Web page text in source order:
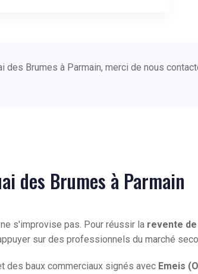
Brumes à Parmain, merci de nous
des Brumes à Parmain
s'improvise pas. Pour réussir la revente de
sur des professionnels du marché
des baux commerciaux signés avec Emeis